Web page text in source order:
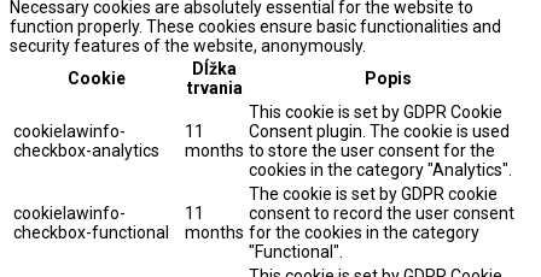
Necessary cookies are absolutely essential for the website to
function properly. These cookies ensure basic functionalities and
security features of the website, anonymously.
Cookie
Dĺžka
trvania
Popis
cookielawinfo-
checkbox-analytics
11
months
This cookie is set by GDPR Cookie
Consent plugin. The cookie is used
to store the user consent for the
cookies in the category "Analytics".
cookielawinfo-
checkbox-functional
11
months
The cookie is set by GDPR cookie
consent to record the user consent
for the cookies in the category
"Functional".